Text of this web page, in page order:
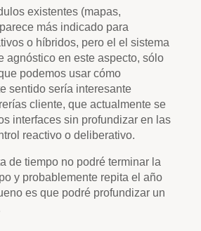
existentes (mapas,
más indicado para
o híbridos, pero el el sistema
agnóstico en este aspecto, sólo
podemos usar cómo
sentido sería interesante
cliente, que actualmente se
interfaces sin profundizar en las
reactivo o deliberativo.
de tiempo no podré terminar la
y probablemente repita el año
es que podré profundizar un